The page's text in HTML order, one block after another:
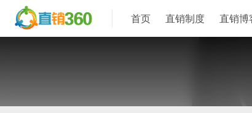
首页 直销制度 直销博